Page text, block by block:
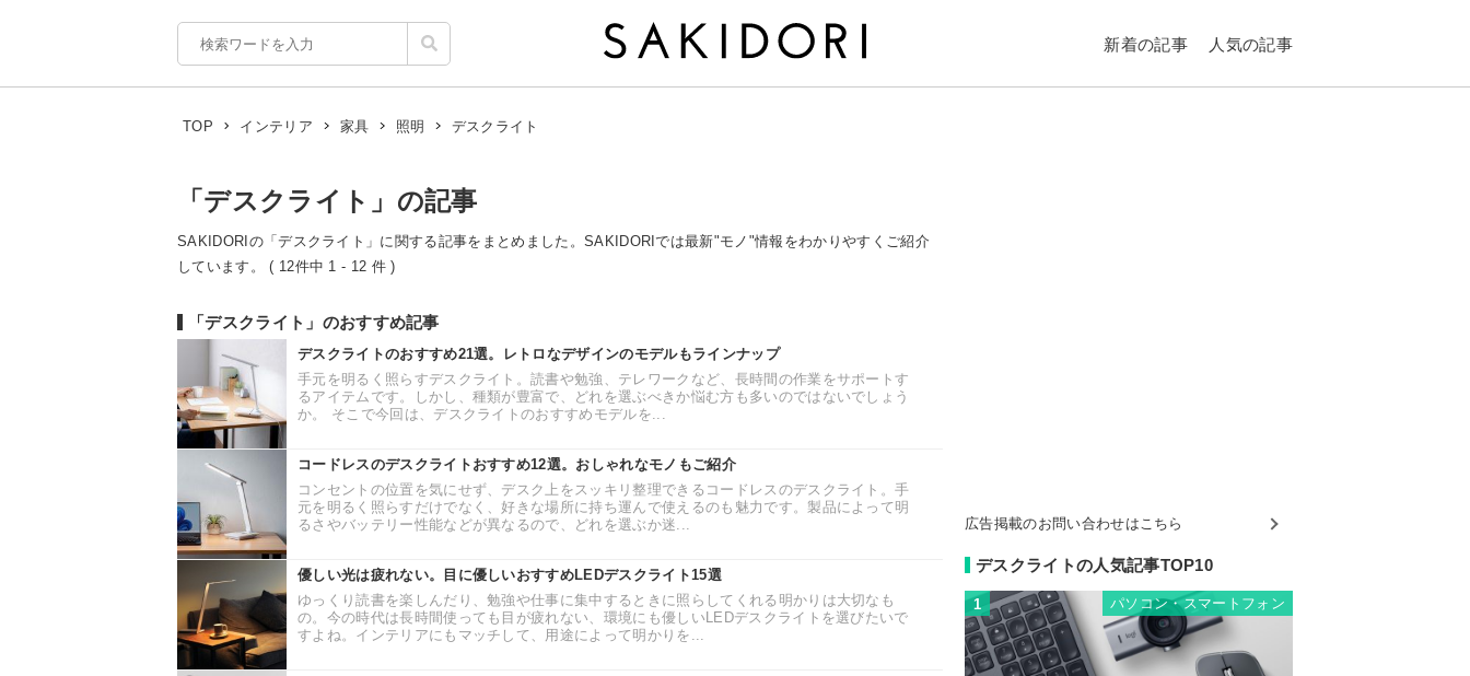
新着の記事 人気の記事
TOP インテリア 家具 照明 デスクライト
「デスクライト」の記事
SAKIDORIの「デスクライト」に関する記事をまとめました。SAKIDORIでは最新"モノ"情報をわかりやすくご紹介
しています。 ( 12件中 1 - 12 件 )
「デスクライト」のおすすめ記事
デスクライトのおすすめ21選。レトロなデザインのモデルもラインナップ
手元を明るく照らすデスクライト。読書や勉強、テレワークなど、長時間の作業をサポートす
るアイテムです。しかし、種類が豊富で、どれを選ぶべきか悩む方も多いのではないでしょう
か。 そこで今回は、デスクライトのおすすめモデルを...
コードレスのデスクライトおすすめ12選。おしゃれなモノもご紹介
コンセントの位置を気にせず、デスク上をスッキリ整理できるコードレスのデスクライト。手
元を明るく照らすだけでなく、好きな場所に持ち運んで使えるのも魅力です。製品によって明
るさやバッテリー性能などが異なるので、どれを選ぶか迷...
優しい光は疲れない。目に優しいおすすめLEDデスクライト15選
ゆっくり読書を楽しんだり、勉強や仕事に集中するときに照らしてくれる明かりは大切なも
の。今の時代は長時間使っても目が疲れない、環境にも優しいLEDデスクライトを選びたいで
すよね。インテリアにもマッチして、用途によって明かりを...
広告掲載のお問い合わせはこちら
デスクライトの人気記事TOP10
1 パソコン・スマートフォン